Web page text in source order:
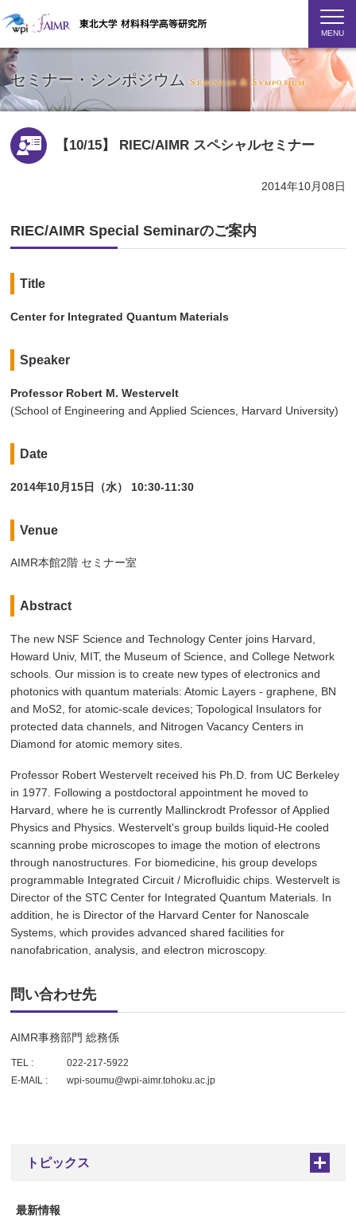
MENU
セミナー・シンポジウムSeminars & Symposium
【10/15】 RIEC/AIMR スペシャルセミナー
2014年10月08日
RIEC/AIMR Special Seminarのご案内
Title
Center for Integrated Quantum Materials
Speaker
Professor Robert M. Westervelt
(School of Engineering and Applied Sciences, Harvard University)
Date
2014年10月15日（水） 10:30-11:30
Venue
AIMR本館2階 セミナー室
Abstract
The new NSF Science and Technology Center joins Harvard,
Howard Univ, MIT, the Museum of Science, and College Network
schools. Our mission is to create new types of electronics and
photonics with quantum materials: Atomic Layers - graphene, BN
and MoS2, for atomic-scale devices; Topological Insulators for
protected data channels, and Nitrogen Vacancy Centers in
Diamond for atomic memory sites.
Professor Robert Westervelt received his Ph.D. from UC Berkeley
in 1977. Following a postdoctoral appointment he moved to
Harvard, where he is currently Mallinckrodt Professor of Applied
Physics and Physics. Westervelt's group builds liquid-He cooled
scanning probe microscopes to image the motion of electrons
through nanostructures. For biomedicine, his group develops
programmable Integrated Circuit / Microfluidic chips. Westervelt is
Director of the STC Center for Integrated Quantum Materials. In
addition, he is Director of the Harvard Center for Nanoscale
Systems, which provides advanced shared facilities for
nanofabrication, analysis, and electron microscopy.
問い合わせ先
AIMR事務部門 総務係
TEL :
022-217-5922
E-MAIL :
wpi-soumu@wpi-aimr.tohoku.ac.jp
トピックス +
最新情報